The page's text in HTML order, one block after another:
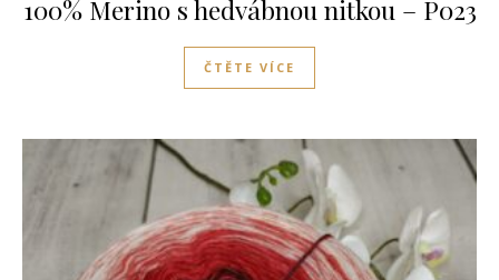
100% Merino s hedvábnou nitkou – P023
ČTĚTE VÍCE